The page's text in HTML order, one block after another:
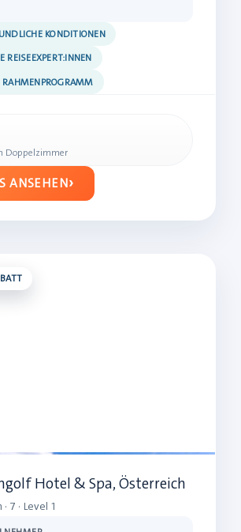
KONDITIONEN
REISEEXPERT:INNEN
RAHMENPROGRAMM
Doppelzimmer
ANSEHEN
Hotel & Spa, Österreich
7 · Level 1